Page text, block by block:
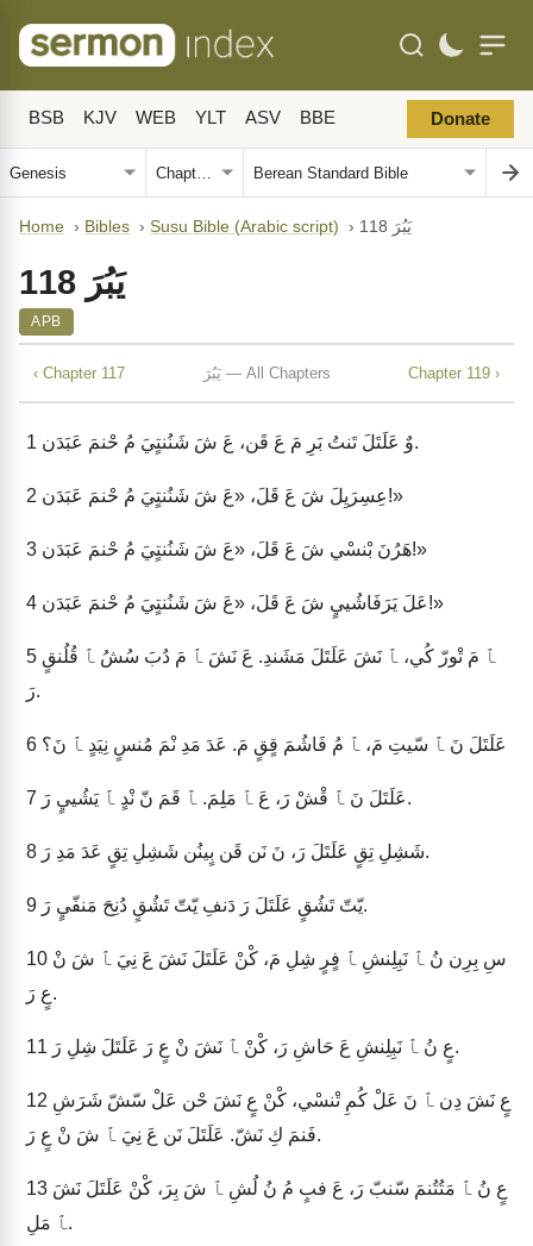
BSB KJV WEB YLT ASV BBE Donate
Home › Bibles › Susu Bible (Arabic script) › يَبُرَ 118
يَبُرَ 118
APB
‹ Chapter 117 يَبُرَ — All Chapters Chapter 119 ›
1 وٌ عَلَتَلَ تَنتُ بَرِ مَ عَ قَن، عَ شَ شَنُنتٍيَ مُ حْنمَ عَبَدَن.
2 عِسِرَيِلَ شَ عَ قَلَ، «عَ شَ شَنُنتٍيَ مُ حْنمَ عَبَدَن!»
3 هَرُنَ بْنسْي شَ عَ قَلَ، «عَ شَ شَنُنتٍيَ مُ حْنمَ عَبَدَن!»
4 عَلَ يَرَفَاشُييٍ شَ عَ قَلَ، «عَ شَ شَنُنتٍيَ مُ حْنمَ عَبَدَن!»
5
رَ.
6 عَلَتَلَ نَ ﭑ سّيتِ مَ، ﭑ مُ فَاشُمَ قٍقٍ مَ. عَدَ مَدِ نْمَ مُنسٍ نِيَدٍ ﭑ نَ؟
7 عَلَتَلَ نَ ﭑ قْشْ رَ، عَ ﭑ مَلِمَ. ﭑ قَمَ نّ نْدٍ ﭑ يَشُييٍ رَ.
8 شَشِلِ تِقٍ عَلَتَلَ رَ، نَ نَن قَن بٍينُن شَشِلِ تِقٍ عَدَ مَدِ رَ.
9 يّتّ تَشُقٍ عَلَتَلَ رَ دَنفِ يّتّ تَشُقٍ دُنِحَ مَنفّيٍ رَ.
10
عٍ رَ.
11 عٍ نُ ﭑ نَبِلِنشِ عَ حَاشِ رَ، كْنْ ﭑ نَشَ نْ عٍ رَ عَلَتَلَ شِلِ رَ.
12
فَنمَ كِ نَشّ. عَلَتَلَ نَن عَ نِيَ ﭑ شَ نْ عٍ رَ.
13
ﭑ مَلِ.